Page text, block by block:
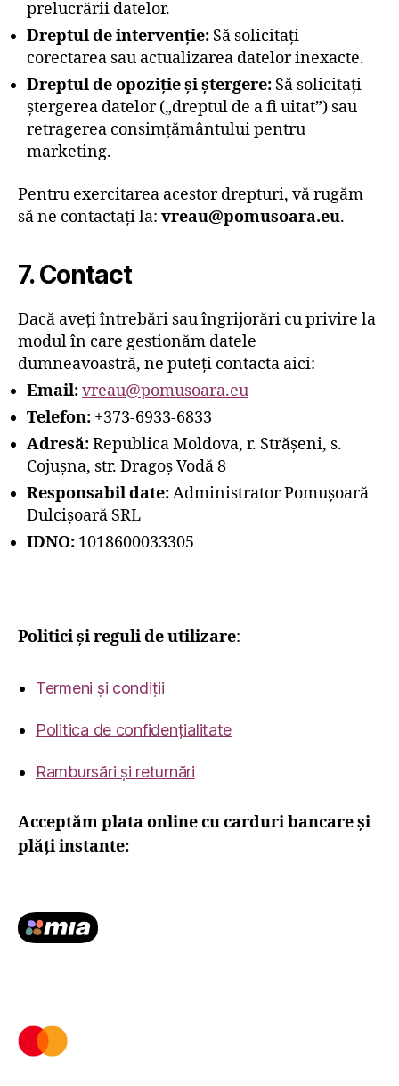
prelucrării datelor.
Dreptul de intervenție: Să solicitați
corectarea sau actualizarea datelor inexacte.
Dreptul de opoziție și ștergere: Să solicitați
ștergerea datelor („dreptul de a fi uitat”) sau
retragerea consimțământului pentru
marketing.
Pentru exercitarea acestor drepturi, vă rugăm
să ne contactați la: vreau@pomusoara.eu.
7. Contact
Dacă aveți întrebări sau îngrijorări cu privire la
modul în care gestionăm datele
dumneavoastră, ne puteți contacta aici:
Email:vreau@pomusoara.eu
Telefon: +373-6933-6833
Adresă:Republica Moldova, r. Strășeni, s.
Cojușna, str. Dragoș Vodă 8
Responsabil date:Administrator Pomușoară
Dulcișoară SRL
IDNO: 1018600033305
Politici și reguli de utilizare:
Termeni și condiții
Politica de confidențialitate
Rambursări și returnări
Acceptăm plata online cu carduri bancare și
plăți instante: